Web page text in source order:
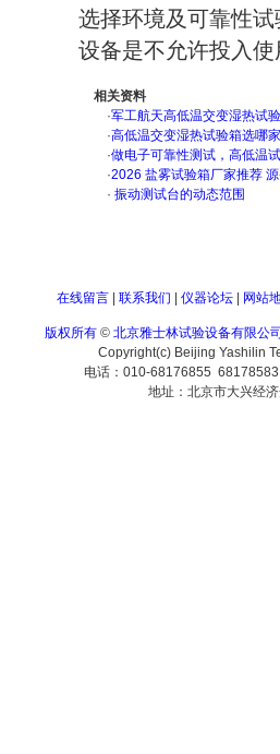
选择环境及可靠性
设备是不允许投入使
相关资料
·军工航天高低温交变湿热试
·高低温交变湿热试验箱选哪
·做电子可靠性测试，高低温
·2026 盐雾试验箱厂家推荐
· 振动测试台的动态范围
在线留言| 联系我们 仪器论坛| 网站
版权所有 © 北京雅士林试验设备有限公
Copyright(c) Beijing Yashilin
电话：010-68176855
地址：北京市大兴经